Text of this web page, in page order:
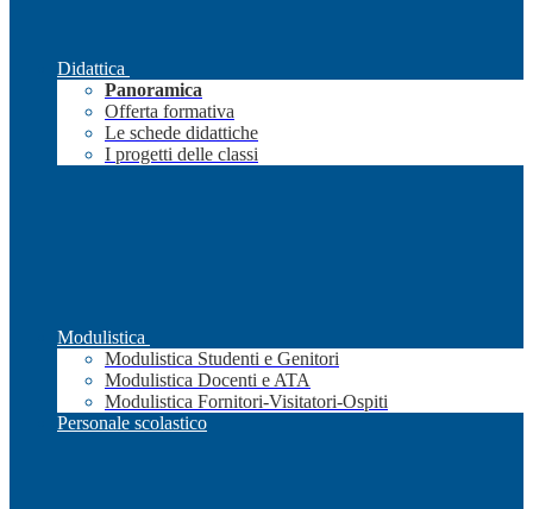
Didattica
Panoramica
Offerta formativa
Le schede didattiche
I progetti delle classi
Modulistica
Modulistica Studenti e Genitori
Modulistica Docenti e ATA
Modulistica Fornitori-Visitatori-Ospiti
Personale scolastico